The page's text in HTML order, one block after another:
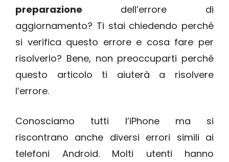
preparazione dell’errore di
aggiornamento? Ti stai chiedendo perché
si verifica questo errore e cosa fare per
risolverlo? Bene, non preoccuparti perché
questo articolo ti aiuterà a risolvere
l’errore.
Conosciamo tutti l’iPhone ma si
riscontrano anche diversi errori simili ai
telefoni Android. Molti utenti hanno